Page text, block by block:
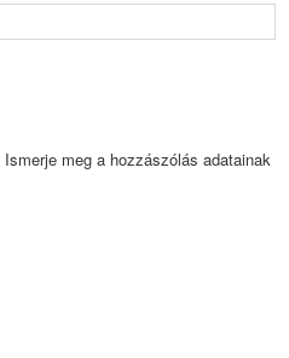
Ismerje meg a hozzászólás adatainak